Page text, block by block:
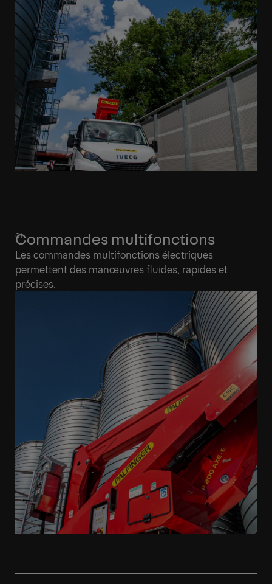
Commandes multifonctions
Les commandes multifonctions électriques
permettent des manœuvres fluides, rapides et
précises.